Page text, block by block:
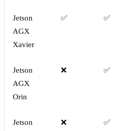
Jetson
AGX
Xavier
✅ ✅
Jetson
AGX
Orin
❌ ✅
Jetson
❌ ✅